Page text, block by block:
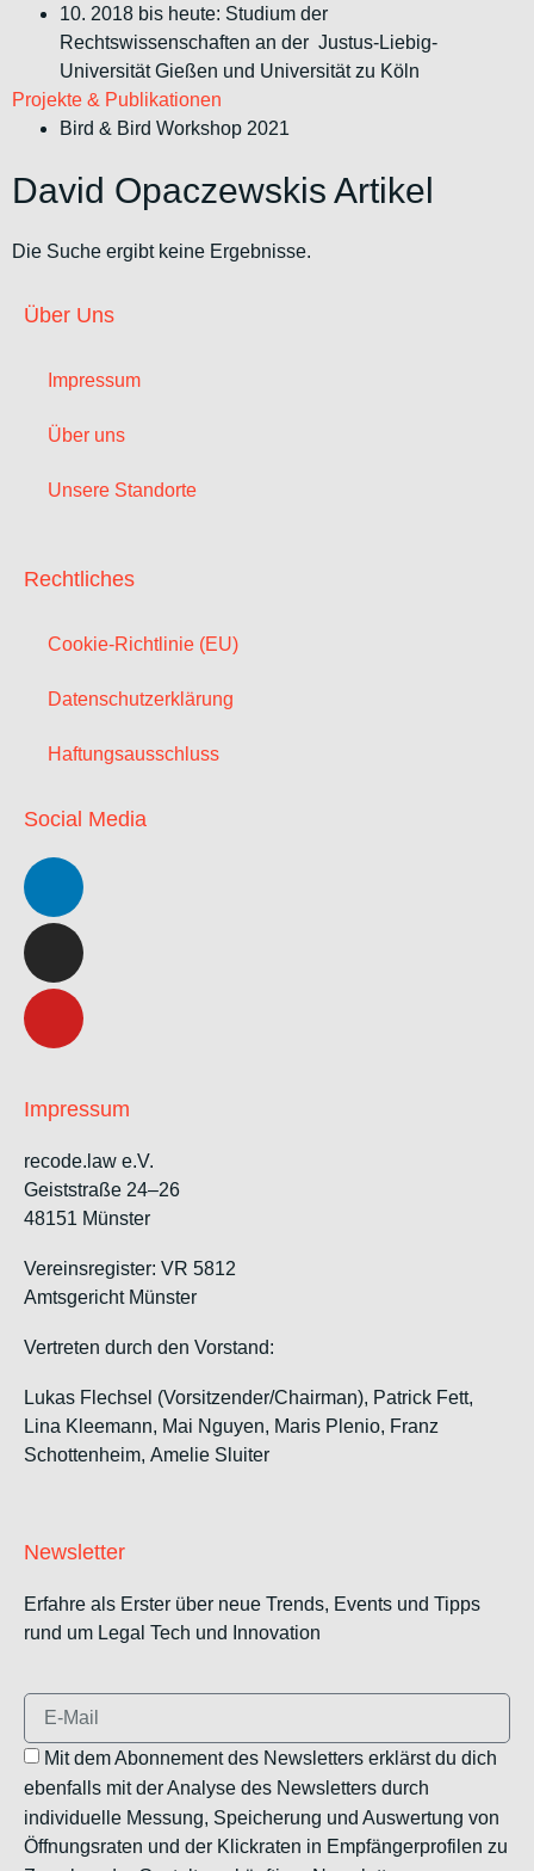
10. 2018 bis heute: Studium der
Rechtswissenschaften an der Justus-Liebig-
Universität Gießen und Universität zu Köln
Projekte & Publikationen
Bird & Bird Workshop 2021
David Opaczewskis Artikel
Die Suche ergibt keine Ergebnisse.
Über Uns
Impressum
Über uns
Unsere Standorte
Rechtliches
Cookie-Richtlinie (EU)
Datenschutzerklärung
Haftungsausschluss
Social Media
Impressum
recode.law e.V.
Geiststraße 24–26
48151 Münster
Vereinsregister: VR 5812
Amtsgericht Münster
Vertreten durch den Vorstand:
Lukas Flechsel (Vorsitzender/Chairman), Patrick Fett,
Lina Kleemann, Mai Nguyen, Maris Plenio, Franz
Schottenheim, Amelie Sluiter
Newsletter
Erfahre als Erster über neue Trends, Events und Tipps
rund um Legal Tech und Innovation
Mit dem Abonnement des Newsletters erklärst du dich
ebenfalls mit der Analyse des Newsletters durch
individuelle Messung, Speicherung und Auswertung von
Öffnungsraten und der Klickraten in Empfängerprofilen zu